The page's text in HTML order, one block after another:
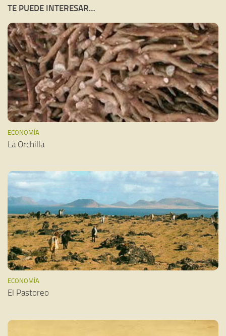
TE PUEDE INTERESAR…
ECONOMÍA
La Orchilla
ECONOMÍA
El Pastoreo